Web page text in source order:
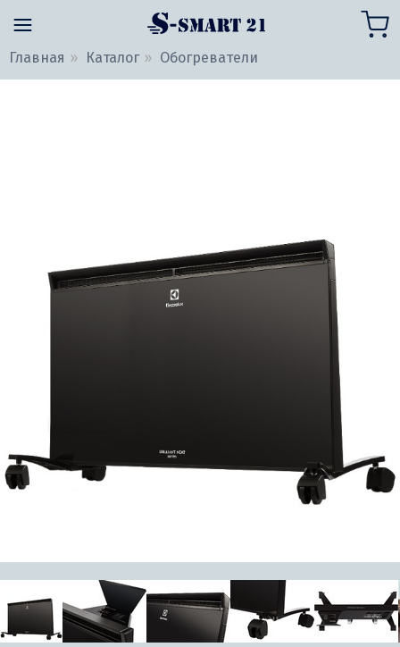
Главная Каталог Обогреватели